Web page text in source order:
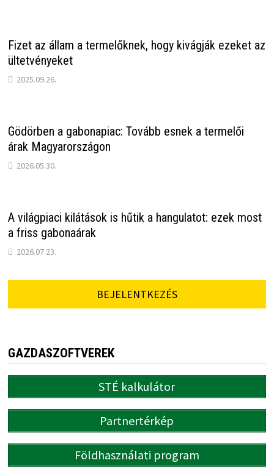
Fizet az állam a termelőknek, hogy kivágják ezeket az
ültetvényeket
2025.09.26.
Gödörben a gabonapiac: Tovább esnek a termelői
árak Magyarországon
2026.05.30.
A világpiaci kilátások is hűtik a hangulatot: ezek most
a friss gabonaárak
2026.07.23.
BEJELENTKEZÉS
GAZDASZOFTVEREK
STÉ kalkulátor
Partnertérkép
Földhasználati program